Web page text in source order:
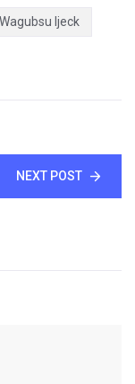
Wagubsu Ijeck
NEXT POST